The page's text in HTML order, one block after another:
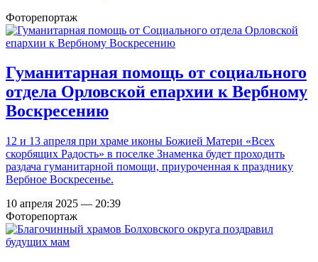
Фоторепортаж
Гуманитарная помощь от социального
отдела Орловской епархии к Вербному
Воскресению
12 и 13 апреля при храме иконы Божией Матери «Всех
скорбящих Радость» в поселке Знаменка будет проходить
раздача гуманитарной помощи, приуроченная к празднику
Вербное Воскресенье.
10 апреля 2025 — 20:39
Фоторепортаж